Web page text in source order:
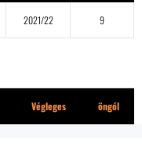
2021/22 9
Végleges öngól